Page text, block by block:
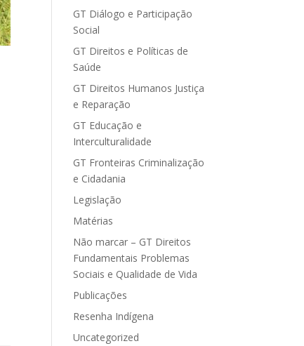
GT Diálogo e Participação
Social
GT Direitos e Políticas de
Saúde
GT Direitos Humanos Justiça
e Reparação
GT Educação e
Interculturalidade
GT Fronteiras Criminalização
e Cidadania
Legislação
Matérias
Não marcar – GT Direitos
Fundamentais Problemas
Sociais e Qualidade de Vida
Publicações
Resenha Indígena
Uncategorized